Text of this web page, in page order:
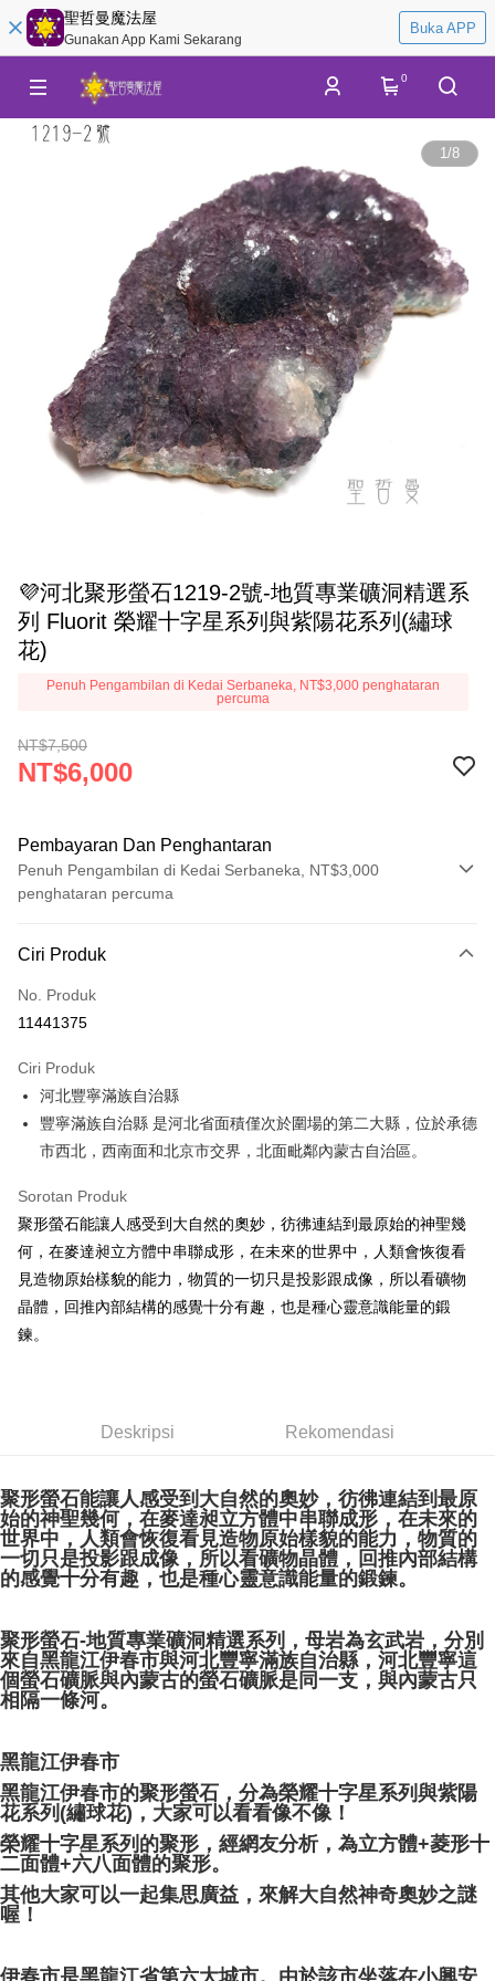
聖哲曼魔法屋
Gunakan App Kami Sekarang
Buka APP
0
1/8
💜河北聚形螢石1219-2號-地質專業礦洞精選系
列 Fluorit 榮耀十字星系列與紫陽花系列(繡球
花)
Penuh Pengambilan di Kedai Serbaneka, NT$3,000 penghataran
percuma
NT$7,500
NT$6,000
Pembayaran Dan Penghantaran
Penuh Pengambilan di Kedai Serbaneka, NT$3,000
penghataran percuma
Kad Kredit (Bayaran Penuh)
Pengambilan di Kedai Serbaneka
Apple Pay
JKOPAY
Pilihan Penghantaran
NT$80/pesanan | Penghantaran percuma untuk pesanan
NT$80/pesanan | Penghantaran percuma untuk pesanan
賣家宅配幫您送（台灣）
NT$80/pesanan | Penghantaran percuma untuk pesanan
NT$3,000 atau lebih
郵局幫你送（離島）
NT$3,000 atau lebih
付款後門市自取
Ciri Produk
No. Produk
11441375
Ciri Produk
河北豐寧滿族自治縣
豐寧滿族自治縣 是河北省面積僅次於圍場的第二大縣，位於承德
市西北，西南面和北京市交界，北面毗鄰內蒙古自治區。
Sorotan Produk
聚形螢石能讓人感受到大自然的奧妙，彷彿連結到最原始的神聖幾
何，在麥達昶立方體中串聯成形，在未來的世界中，人類會恢復看
見造物原始樣貌的能力，物質的一切只是投影跟成像，所以看礦物
晶體，回推內部結構的感覺十分有趣，也是種心靈意識能量的鍛
鍊。
Deskripsi Rekomendasi
聚形螢石能讓人感受到大自然的奧妙，彷彿連結到最原
始的神聖幾何，在麥達昶立方體中串聯成形，在未來的
世界中，人類會恢復看見造物原始樣貌的能力，物質的
一切只是投影跟成像，所以看礦物晶體，回推內部結構
的感覺十分有趣，也是種心靈意識能量的鍛鍊。
聚形螢石-地質專業礦洞精選系列，母岩為玄武岩，分別
來自黑龍江伊春市與河北豐寧滿族自治縣，河北豐寧這
個螢石礦脈與內蒙古的螢石礦脈是同一支，與內蒙古只
相隔一條河。
黑龍江伊春市
黑龍江伊春市的聚形螢石，分為榮耀十字星系列與紫陽
花系列(繡球花)，大家可以看看像不像！
榮耀十字星系列的聚形，經網友分析，為立方體+菱形十
二面體+六八面體的聚形。
其他大家可以一起集思廣益，來解大自然神奇奧妙之謎
喔！
伊春市是黑龍江省第六大城市。由於該市坐落在小興安